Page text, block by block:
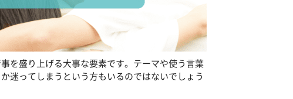
を盛り上げる大事な要素です。テーマや使う言葉
迷ってしまうという方もいるのではないでしょう